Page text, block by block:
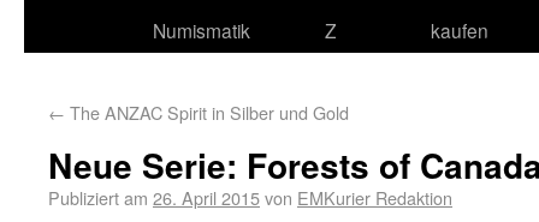
Numismatik
Z
kaufen
← The ANZAC Spirit in Silber und Gold
Neue Serie: Forests of
Publiziert am 26. April 2015von EMKurier Redaktion